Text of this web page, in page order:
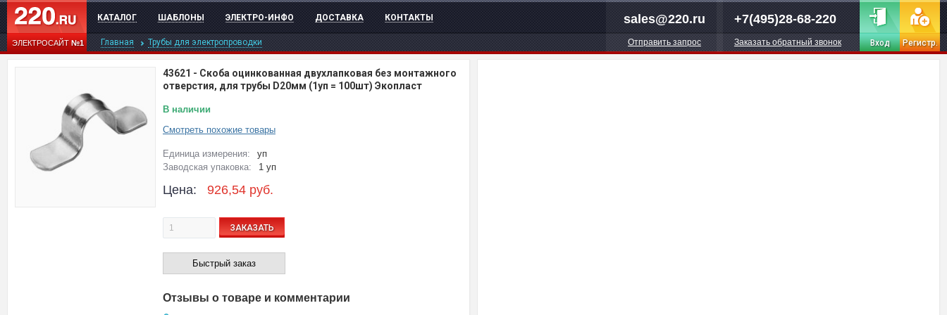
ЭЛЕКТРОСАЙТ№1
КАТАЛОГ ШАБЛОНЫ ЭЛЕКТРО-ИНФО ДОСТАВКА КОНТАКТЫ sales@220.ru
Отправить запрос
+7(495)28-68-220
Заказать обратный звонок Вход Регистр.
Главная Трубы для электропроводки
43621 - Скоба оцинкованная двухлапковая без монтажного
отверстия, для трубы D20мм (1уп = 100шт) Экопласт
В наличии
Смотреть похожие товары
Единица измерения:
уп
Заводская упаковка:
1 уп
Цена: 926,54 руб.
ЗАКАЗАТЬ
Быстрый заказ
Отзывы о товаре и комментарии